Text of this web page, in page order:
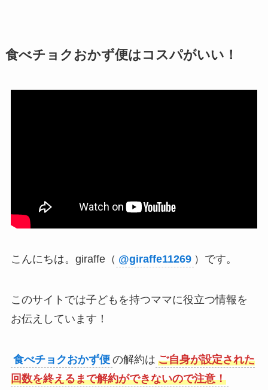
食べチョクおかず便はコスパがいい！
こんにちは。giraffe（ @giraffe11269 ）です。
このサイトでは子どもを持つママに役立つ情報を
お伝えしています！
食べチョクおかず便 の解約は ご自身が設定された
回数を終えるまで解約ができないので注意！